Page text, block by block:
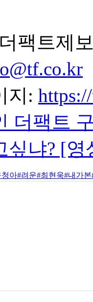
팩트제
지:
더팩트
싶냐? [
청아#려운#최현욱#내가본